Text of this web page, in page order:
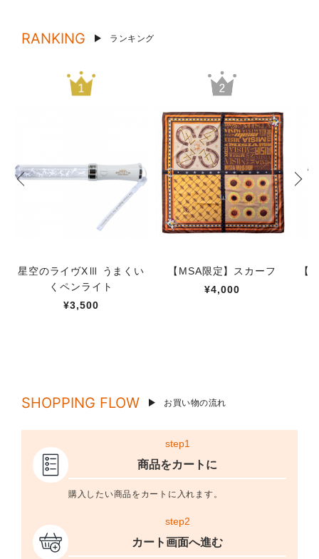
RANKING ランキング
星空のライヴXⅢ うまくい
くペンライト
¥3,500
【MSA限定】スカーフ
¥4,000
【
SHOPPING FLOW お買い物の流れ
step1
商品をカートに
購入したい商品をカートに入れます。
step2
カート画面へ進む